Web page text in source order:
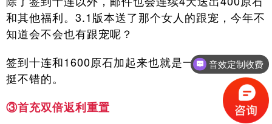
和其他福利。3.1版本送了那个女人的跟宠，今年不
知道会不会也有跟宠呢？
签到十连和1600原石加起来也就是一共20抽，还是
挺不错的。
③首充双倍返利重置
音效定制收费